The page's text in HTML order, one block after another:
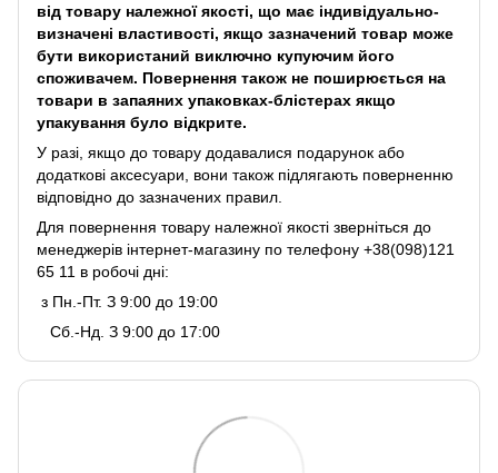
від товару належної якості, що має індивідуально-
визначені властивості, якщо зазначений товар може
бути використаний виключно купуючим його
споживачем. Повернення також не поширюється на
товари в запаяних упаковках-блістерах якщо
упакування було відкрите.
У разі, якщо до товару додавалися подарунок або
додаткові аксесуари, вони також підлягають поверненню
відповідно до зазначених правил.
Для повернення товару належної якості зверніться до
менеджерів інтернет-магазину по телефону +38(098)121
65 11 в робочі дні:
з Пн.-Пт. З 9:00 до 19:00
Сб.-Нд. З 9:00 до 17:00